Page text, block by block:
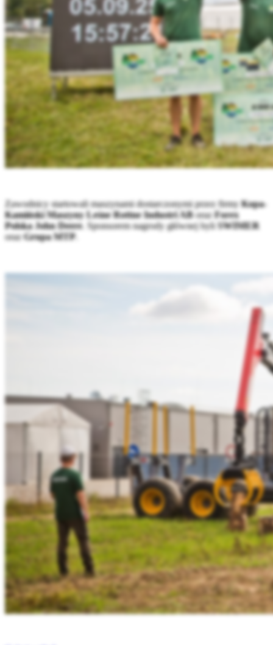
Zawodnicy startowali maszynami dostarczonymi przez firmyKopa-
Kamiński Maszyny Leśne Rottne Industri ABorazForex
Polska John Deere. Sponsorem nagrody głównej byli SWIMER
orazGrupa MTP.